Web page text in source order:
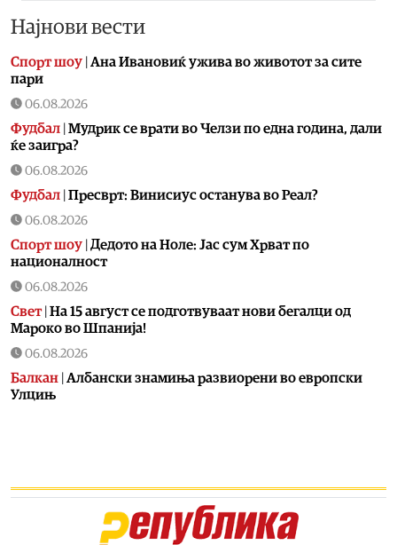
Најнови вести
Спорт шоу Aна Ивановиќ ужива во животот за сите
пари
06.08.2026
Фудбал Мудрик се врати во Челзи по една година, дали
ќе заигра?
06.08.2026
Фудбал Пресврт: Винисиус останува во Реал?
06.08.2026
Спорт шоу Дедото на Ноле: Јас сум Хрват по
националност
06.08.2026
Свет| На 15 август се подготвуваат нови бегалци од
Мароко во Шпанија!
06.08.2026
Балкан Албански знамиња развиорени во европски
Улцињ
06.08.2026
Помалку првачиња, помалку иднина:
Демографската криза веќе стигна до училишните